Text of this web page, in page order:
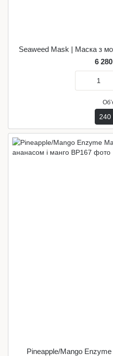
Seaweed Mask | Маска з
6
Pineapple/Mango